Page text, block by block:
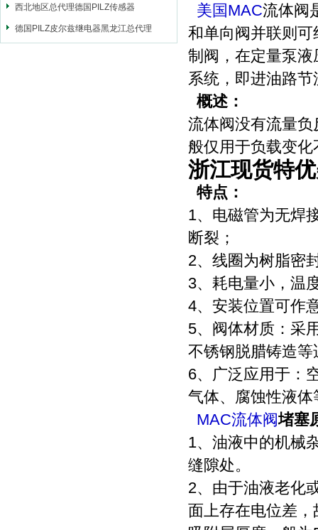
西北地区总代理德国PILZ传感器
德国PILZ皮尔兹继电器黑龙江总代理
美国MAC流体阀
和单向阀并联则
制阀，在定量泵
系统，即进油路
概述：
流体阀没有流量
般仅用于负载变
浙江现货特
特点：
1、电磁管为无焊
断裂；
2、线圈为树脂密
3、耗电量小，温
4、安装位置可作
5、阀体材质：采
不锈钢脱腊铸造
6、广泛应用于：
气体、腐蚀性液体
MAC流体阀堵塞
1、油液中的机械
缝隙处。
2、由于油液老化
面上存在电位差